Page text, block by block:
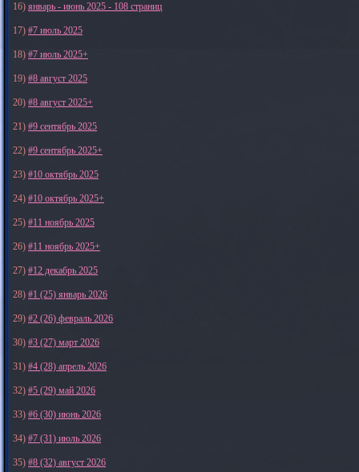
16) январь - июнь 2025 - 108 страниц
17) #7 июль 2025
18) #7 июль 2025+
19) #8 август 2025
20) #8 август 2025+
21) #9 сентябрь 2025
22) #9 сентябрь 2025+
23) #10 октябрь 2025
24) #10 октябрь 2025+
25) #11 ноябрь 2025
26) #11 ноябрь 2025+
27) #12 декабрь 2025
28) #1 (25) январь 2026
29) #2 (26) февраль 2026
30) #3 (27) март 2026
31) #4 (28) апрель 2026
32) #5 (29) май 2026
33) #6 (30) июнь 2026
34) #7 (31) июль 2026
35) #8 (32) август 2026